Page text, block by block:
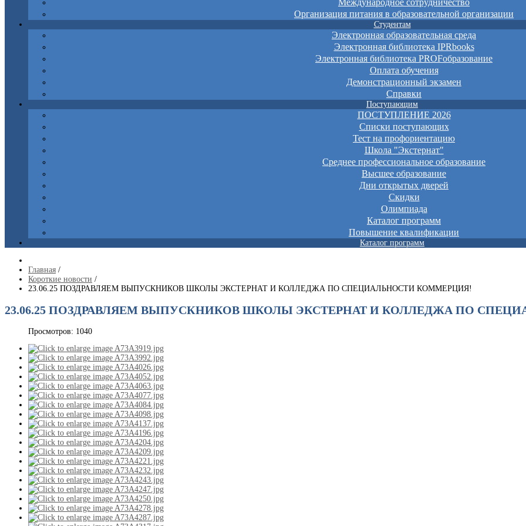
Организация питания в образовательной организации
Студентам
Электронная образовательная среда
Электронная библиотека IPRbooks
Электронная библиотека PROFобразование
Оплата обучения
Демонстрационный экзамен
Справки
Поступающим
ПОСТУПЛЕНИЕ 2026
Списки поступающих
Тест на профориентацию
Школа "Экстернат"
Среднее профессиональное образование
Высшее образование
Дни открытых дверей
Скидки
Олимпиада
Каталог программ
Повышение квалификации
Каталог программ
Главная /
Короткие новости /
23.06.25 ПОЗДРАВЛЯЕМ ВЫПУСКНИКОВ ШКОЛЫ ЭКСТЕРНАТ И КОЛЛЕДЖА ПО СПЕЦИАЛЬНОСТИ КОММЕРЦИЯ!
23.06.25 ПОЗДРАВЛЯЕМ ВЫПУСКНИКОВ ШКОЛЫ ЭКСТЕРНАТ И КОЛЛЕДЖА ПО
Просмотров: 1040